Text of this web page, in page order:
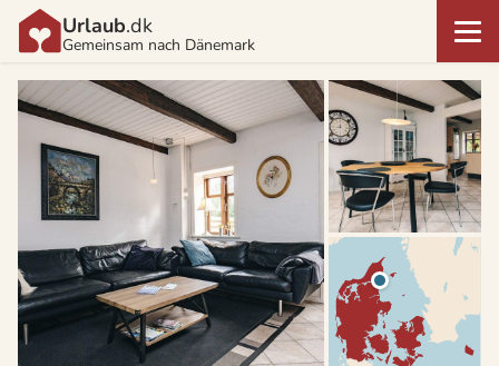
Urlaub.dk
Gemeinsam nach Dänemark